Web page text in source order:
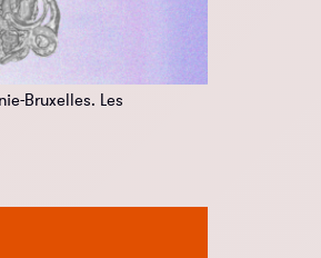
Bruxelles. Les